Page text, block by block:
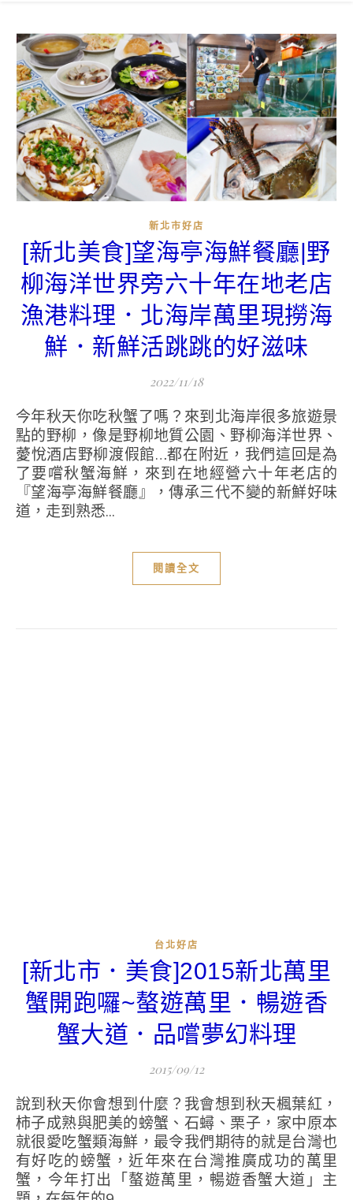
新北市好店
[新北美食]望海亭海鮮餐廳|野
柳海洋世界旁六十年在地老店
漁港料理．北海岸萬里現撈海
鮮．新鮮活跳跳的好滋味
2022/11/18
今年秋天你吃秋蟹了嗎？來到北海岸很多旅遊景
點的野柳，像是野柳地質公園、野柳海洋世界、
薆悅酒店野柳渡假館…都在附近，我們這回是為
了要嚐秋蟹海鮮，來到在地經營六十年老店的
『望海亭海鮮餐廳』，傳承三代不變的新鮮好味
道，走到熟悉...
閱讀全文
台北好店
[新北市．美食]2015新北萬里
蟹開跑囉~螯遊萬里．暢遊香
蟹大道．品嚐夢幻料理
2015/09/12
說到秋天你會想到什麼？我會想到秋天楓葉紅，
柿子成熟與肥美的螃蟹、石蟳、栗子，家中原本
就很愛吃蟹類海鮮，最令我們期待的就是台灣也
有好吃的螃蟹，近年來在台灣推廣成功的萬里
蟹，今年打出「螯遊萬里，暢遊香蟹大道」主